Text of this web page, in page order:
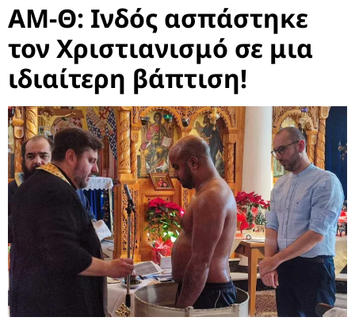
ΑΜ-Θ: Ινδός ασπάστηκε
τον Χριστιανισμό σε μια
ιδιαίτερη βάπτιση!